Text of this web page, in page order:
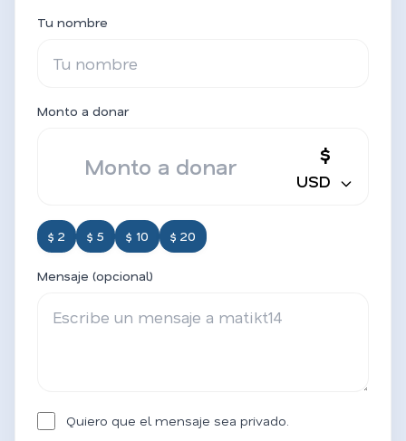
Tu nombre
Monto a donar
$
USD
$ 2 $ 5 $ 10 $ 20
Mensaje (opcional)
Quiero que el mensaje sea privado.